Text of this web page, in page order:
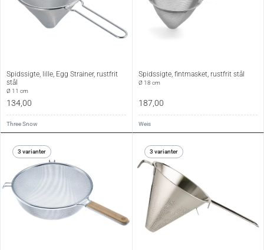
Spidssigte, lille, Egg Strainer, rustfrit
stål
Ø 11 cm
134,00
Three Snow
Spidssigte, fintmasket, rustfrit stål
Ø 18 cm
187,00
Weis
3 varianter 3 varianter